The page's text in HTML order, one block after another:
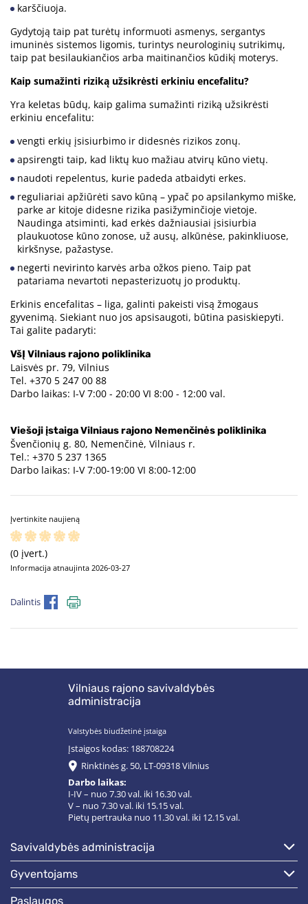
karščiuoja.
Gydytoją taip pat turėtų informuoti asmenys, sergantys
imuninės sistemos ligomis, turintys neurologinių sutrikimų,
taip pat besilaukiančios arba maitinančios kūdikį moterys.
Kaip sumažinti riziką užsikrėsti erkiniu encefalitu?
Yra keletas būdų, kaip galima sumažinti riziką užsikrėsti
erkiniu encefalitu:
vengti erkių įsisiurbimo ir didesnės rizikos zonų.
apsirengti taip, kad liktų kuo mažiau atvirų kūno vietų.
naudoti repelentus, kurie padeda atbaidyti erkes.
reguliariai apžiūrėti savo kūną – ypač po apsilankymo miške,
parke ar kitoje didesne rizika pasižyminčioje vietoje.
Naudinga atsiminti, kad erkės dažniausiai įsisiurbia
plaukuotose kūno zonose, už ausų, alkūnėse, pakinkliuose,
kirkšnyse, pažastyse.
negerti nevirinto karvės arba ožkos pieno. Taip pat
patariama nevartoti nepasterizuotų jo produktų.
Erkinis encefalitas – liga, galinti pakeisti visą žmogaus
gyvenimą. Siekiant nuo jos apsisaugoti, būtina pasiskiepyti.
Tai galite padaryti:
VšĮ Vilniaus rajono poliklinika
Laisvės pr. 79, Vilnius
Tel. +370 5 247 00 88
Darbo laikas: I-V 7:00 - 20:00 VI 8:00 - 12:00 val.
Viešoji įstaiga Vilniaus rajono Nemenčinės poliklinika
Švenčionių g. 80, Nemenčinė, Vilniaus r.
Tel.: +370 5 237 1365
Darbo laikas: I-V 7:00-19:00 VI 8:00-12:00
Įvertinkite naujieną
(0 įvert.)
Informacija atnaujinta 2026-03-27
Dalintis
Vilniaus rajono savivaldybės
administracija
Valstybės biudžetinė įstaiga
Įstaigos kodas: 188708224
Rinktinės g. 50, LT-09318 Vilnius
Darbo laikas:
I-IV – nuo 7.30 val. iki 16.30 val.
V – nuo 7.30 val. iki 15.15 val.
Pietų pertrauka nuo 11.30 val. iki 12.15 val.
savivaldybės administracija
gyventojams
paslaugos